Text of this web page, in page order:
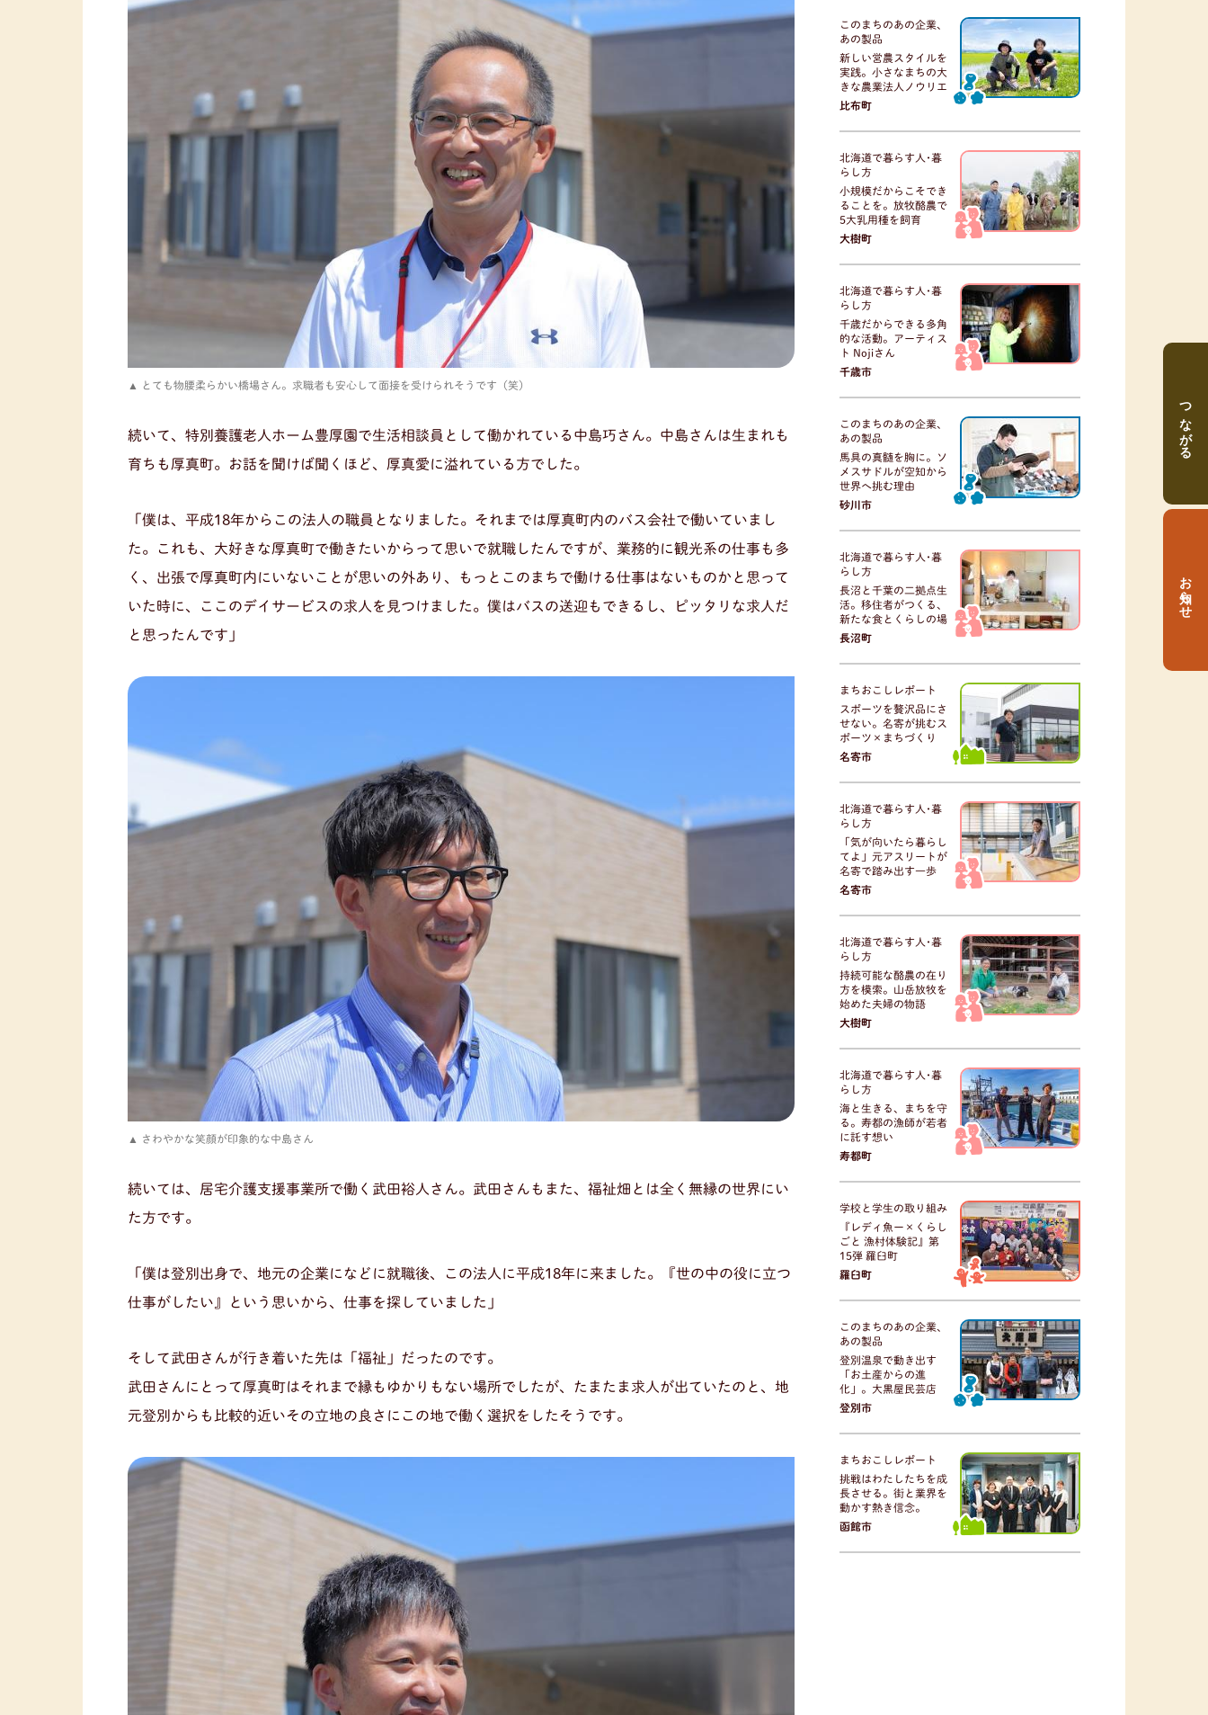
とても物腰柔らかい橋場さん。求職者も安心して面接を受けられそうです（笑）
続いて、特別養護老人ホーム豊厚園で生活相談員として働かれている中島巧さん。中島さんは生まれも
育ちも厚真町。お話を聞けば聞くほど、厚真愛に溢れている方でした。
「僕は、平成18年からこの法人の職員となりました。それまでは厚真町内のバス会社で働いていまし
た。これも、大好きな厚真町で働きたいからって思いで就職したんですが、業務的に観光系の仕事も多
く、出張で厚真町内にいないことが思いの外あり、もっとこのまちで働ける仕事はないものかと思って
いた時に、ここのデイサービスの求人を見つけました。僕はバスの送迎もできるし、ピッタリな求人だ
と思ったんです」
さわやかな笑顔が印象的な中島さん
続いては、居宅介護支援事業所で働く武田裕人さん。武田さんもまた、福祉畑とは全く無縁の世界にい
た方です。
「僕は登別出身で、地元の企業になどに就職後、この法人に平成18年に来ました。『世の中の役に立つ
仕事がしたい』という思いから、仕事を探していました」
そして武田さんが行き着いた先は「福祉」だったのです。
武田さんにとって厚真町はそれまで縁もゆかりもない場所でしたが、たまたま求人が出ていたのと、地
元登別からも比較的近いその立地の良さにこの地で働く選択をしたそうです。
このまちのあの企業、
あの製品
新しい営農スタイルを
実践。小さなまちの大
きな農業法人ノウリエ
比布町
北海道で暮らす人･暮
らし方
小規模だからこそでき
ることを。放牧酪農で
5大乳用種を飼育
大樹町
北海道で暮らす人･暮
らし方
千歳だからできる多角
的な活動。アーティス
ト Nojiさん
千歳市
このまちのあの企業、
あの製品
馬具の真髄を胸に。ソ
メスサドルが空知から
世界へ挑む理由
砂川市
北海道で暮らす人･暮
らし方
長沼と千葉の二拠点生
活。移住者がつくる、
新たな食とくらしの場
長沼町
まちおこしレポート
スポーツを贅沢品にさ
せない。名寄が挑むス
ポーツ×まちづくり
名寄市
北海道で暮らす人･暮
らし方
「気が向いたら暮らし
てよ」元アスリートが
名寄で踏み出す一歩
名寄市
北海道で暮らす人･暮
らし方
持続可能な酪農の在り
方を模索。山岳放牧を
始めた夫婦の物語
大樹町
北海道で暮らす人･暮
らし方
海と生きる、まちを守
る。寿都の漁師が若者
に託す想い
寿都町
学校と学生の取り組み
『レディ魚ー×くらし
ごと 漁村体験記』第
15弾 羅臼町
羅臼町
このまちのあの企業、
あの製品
登別温泉で動き出す
「お土産からの進
化」。大黒屋民芸店
登別市
まちおこしレポート
挑戦はわたしたちを成
長させる。街と業界を
動かす熱き信念。
函館市
つながる
お知らせ